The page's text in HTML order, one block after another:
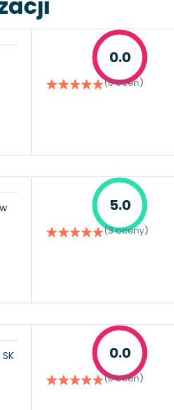
0.0
(0 ocen)
5.0
(3 oceny)
0.0
(0 ocen)